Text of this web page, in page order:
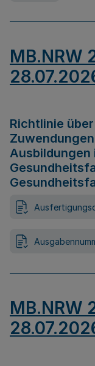
MB.NRW
Richtlinie
Ausbildungen
MB.NRW